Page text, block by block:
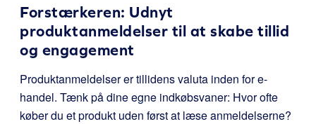
Forstærkeren: Udnyt
produktanmeldelser til at skabe tillid
og engagement
Produktanmeldelser er tillidens valuta inden for e-
handel. Tænk på dine egne indkøbsvaner: Hvor ofte
køber du et produkt uden først at læse anmeldelserne?